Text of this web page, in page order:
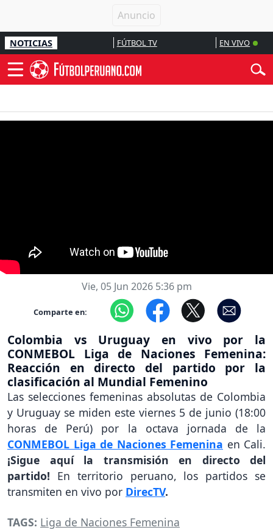
NOTICIAS FÚTBOL TV EN VIVO
Vie, 05 Jun 2026 5:36 pm
Comparte en:
Colombia vs Uruguay en vivo por la
CONMEBOL Liga de Naciones Femenina:
Reacción en directo del partido por la
clasificación al Mundial Femenino
Las selecciones femeninas absolutas de Colombia
y Uruguay se miden este viernes 5 de junio (18:00
horas de Perú) por la octava jornada de la
CONMEBOL Liga de Naciones Femenina en Cali.
¡Sigue aquí la transmisión en directo del
partido! En territorio peruano, los partidos se
transmiten en vivo por DirecTV.
TAGS: Liga de Naciones Femenina